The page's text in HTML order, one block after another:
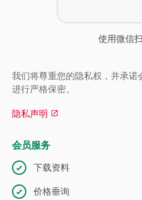
使用微信
我们将尊重您的隐私权，并承
进行严格保密。
隐私声明
会员服务
下载资料
价格垂询